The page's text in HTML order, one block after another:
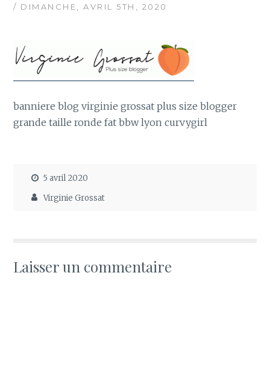
/ DIMANCHE, AVRIL 5TH, 2020
banniere blog virginie grossat plus size blogger
grande taille ronde fat bbw lyon curvygirl
5 avril 2020
Virginie Grossat
Laisser un commentaire